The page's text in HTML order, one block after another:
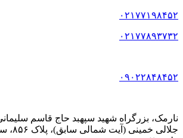
۰۲۱۷۷۱۹۸۴۵۲
۰۲۱۷۷۸۹۳۷۳۲
۰۹۰۲۲۸۴۸۴۵۲
نارمک، بزرگراه شهید سپهبد حاج قاسم
جلالی